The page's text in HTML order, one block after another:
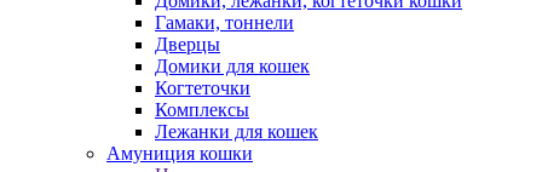
Гамаки, тоннели
Дверцы
Домики для кошек
Когтеточки
Комплексы
Лежанки для кошек
Амуниция кошки